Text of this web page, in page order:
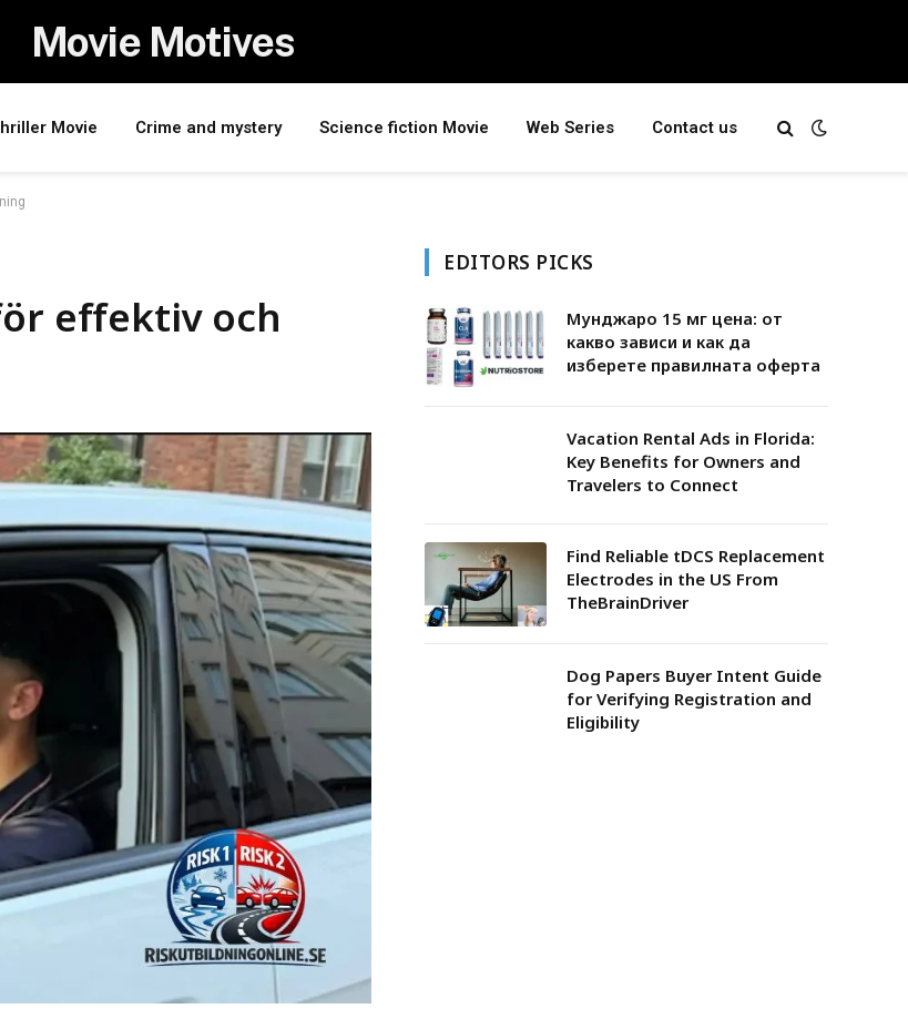
Movie Motives
Movie Crime and mystery Science fiction Movie Web Series Contact us
effektiv och
EDITORS PICKS
Мунджаро 15 мг цена: от
какво зависи и как да
изберете правилната оферта
Vacation Rental Ads in Florida:
Key Benefits for Owners and
Travelers to Connect
Find Reliable tDCS Replacement
Electrodes in the US From
TheBrainDriver
Dog Papers Buyer Intent Guide
for Verifying Registration and
Eligibility